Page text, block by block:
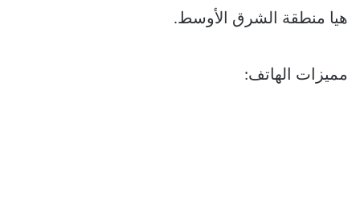
هيا منطقة الشرق الأوسط.
مميزات الهاتف: